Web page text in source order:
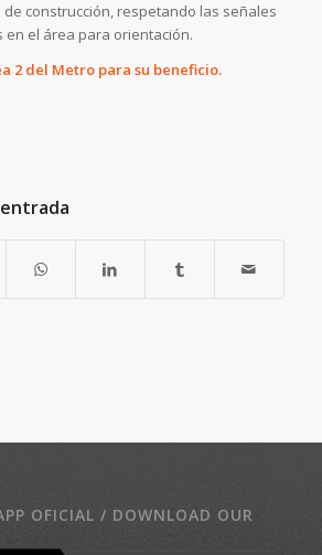
construcción, respetando las señales
en el área para orientación.
2 del Metro para su beneficio.
OFICIAL / DOWNLOAD OUR